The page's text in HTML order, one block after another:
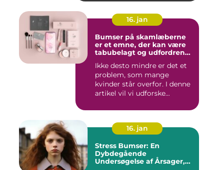
16. jan
Bumser på skamlæberne
er et emne, der kan være
tabubelagt og udfordrende
Ikke desto mindre er det et
problem, som mange
kvinder står overfor. I denne
artikel vil vi udforske...
16. jan
Stress Bumser: En
Dybdegående
Undersøgelse af Årsager,